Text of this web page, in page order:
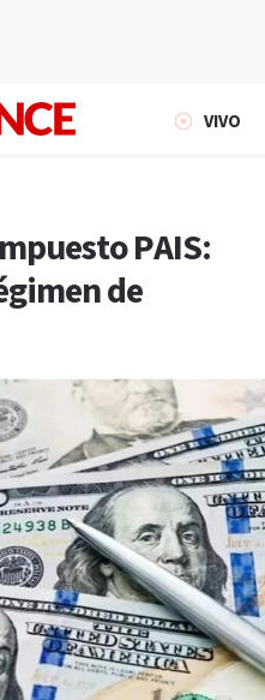
VIVO
PAIS:
de